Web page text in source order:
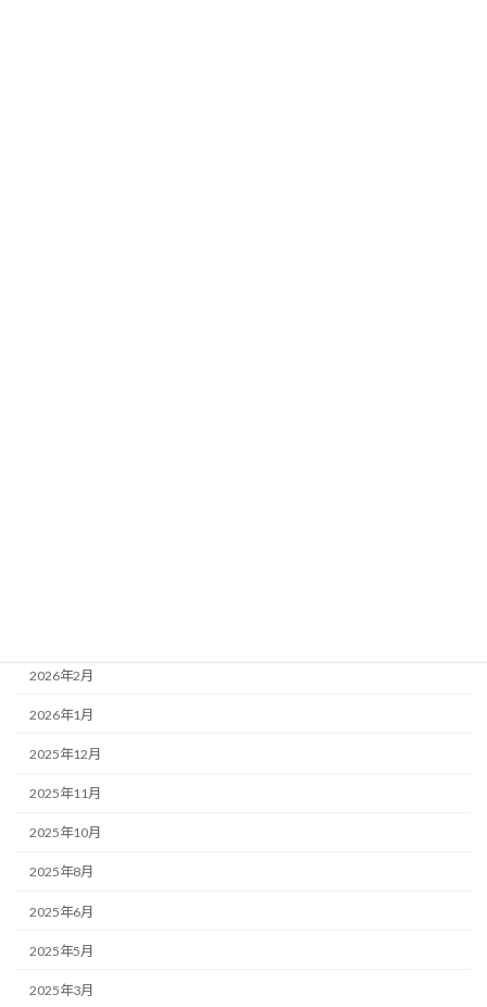
2026年2月
2026年1月
2025年12月
2025年11月
2025年10月
2025年8月
2025年6月
2025年5月
2025年3月